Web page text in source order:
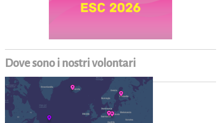
Dove sono i nostri volontari